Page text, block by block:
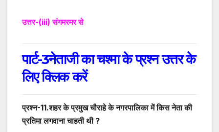
उत्तर-(iii) संगमरमर से
पार्ट-3नेताजी का चश्मा के प्रश्न उत्तर के
लिए क्लिक करें
प्रश्न-11.शहर के प्रमुख चौराहे के नगरपालिका में किस नेता की
प्रतिमा लगवाना चाहती थी ?